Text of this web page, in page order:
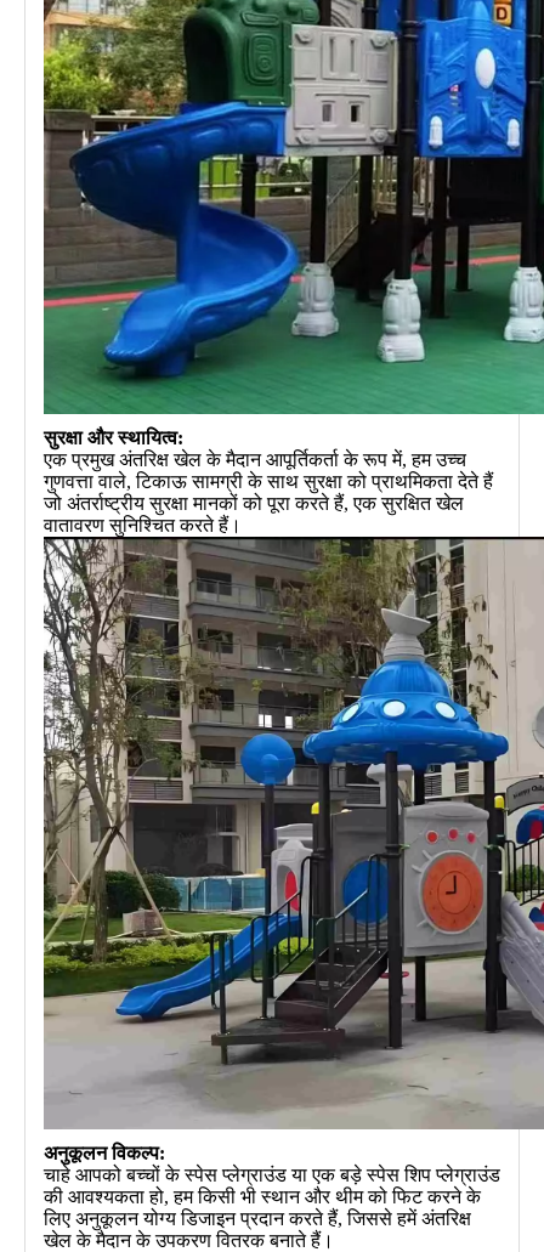
सुरक्षा और स्थायित्व:
एक प्रमुख अंतरिक्ष खेल के मैदान आपूर्तिकर्ता के रूप में, हम उच्च
गुणवत्ता वाले, टिकाऊ सामग्री के साथ सुरक्षा को प्राथमिकता देते हैं
जो अंतर्राष्ट्रीय सुरक्षा मानकों को पूरा करते हैं, एक सुरक्षित खेल
वातावरण सुनिश्चित करते हैं।
अनुकूलन विकल्प:
चाहे आपको बच्चों के स्पेस प्लेग्राउंड या एक बड़े स्पेस शिप प्लेग्राउंड
की आवश्यकता हो, हम किसी भी स्थान और थीम को फिट करने के
लिए अनुकूलन योग्य डिजाइन प्रदान करते हैं, जिससे हमें अंतरिक्ष
खेल के मैदान के उपकरण वितरक बनाते हैं।